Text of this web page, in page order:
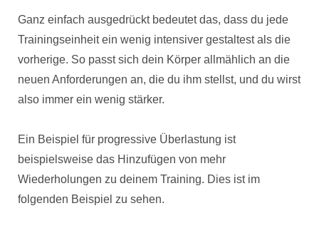
Ganz einfach ausgedrückt bedeutet das, dass du jede
Trainingseinheit ein wenig intensiver gestaltest als die
vorherige. So passt sich dein Körper allmählich an die
neuen Anforderungen an, die du ihm stellst, und du wirst
also immer ein wenig stärker.
Ein Beispiel für progressive Überlastung ist
beispielsweise das Hinzufügen von mehr
Wiederholungen zu deinem Training. Dies ist im
folgenden Beispiel zu sehen.